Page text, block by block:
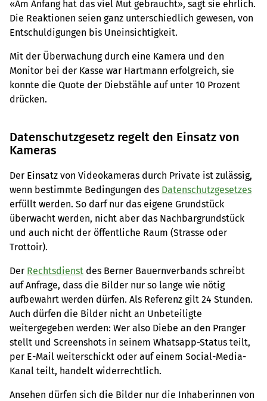
«Am Anfang hat das viel Mut gebraucht», sagt sie ehrlich.
Die Reaktionen seien ganz unterschiedlich gewesen, von
Entschuldigungen bis Uneinsichtigkeit.
Mit der Überwachung durch eine Kamera und den
Monitor bei der Kasse war Hartmann erfolgreich, sie
konnte die Quote der Diebstähle auf unter 10 Prozent
drücken.
Datenschutzgesetz regelt den Einsatz von
Kameras
Der Einsatz von Videokameras durch Private ist zulässig,
wenn bestimmte Bedingungen des Datenschutzgesetzes
erfüllt werden. So darf nur das eigene Grundstück
überwacht werden, nicht aber das Nachbargrundstück
und auch nicht der öffentliche Raum (Strasse oder
Trottoir).
Der Rechtsdienst des Berner Bauernverbands schreibt
auf Anfrage, dass die Bilder nur so lange wie nötig
aufbewahrt werden dürfen. Als Referenz gilt 24 Stunden.
Auch dürfen die Bilder nicht an Unbeteiligte
weitergegeben werden: Wer also Diebe an den Pranger
stellt und Screenshots in seinem Whatsapp-Status teilt,
per E-Mail weiterschickt oder auf einem Social-Media-
Kanal teilt, handelt widerrechtlich.
Ansehen dürfen sich die Bilder nur die Inhaberinnen von